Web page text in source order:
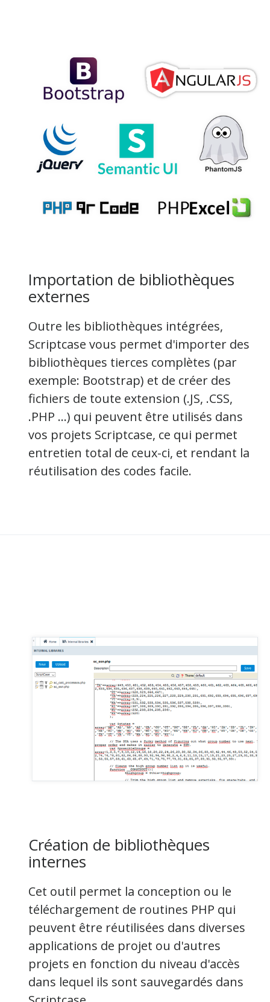
Importation de bibliothèques
externes
Outre les bibliothèques intégrées,
Scriptcase vous permet d'importer des
bibliothèques tierces complètes (par
exemple: Bootstrap) et de créer des
fichiers de toute extension (.JS, .CSS,
.PHP ...) qui peuvent être utilisés dans
vos projets Scriptcase, ce qui permet
entretien total de ceux-ci, et rendant la
réutilisation des codes facile.
Création de bibliothèques
internes
Cet outil permet la conception ou le
téléchargement de routines PHP qui
peuvent être réutilisées dans diverses
applications de projet ou d'autres
projets en fonction du niveau d'accès
dans lequel ils sont sauvegardés dans